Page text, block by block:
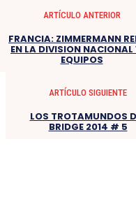
ARTÍCULO ANTERIOR
FRANCIA: ZIMMERMANN
EN LA DIVISION NACIONAL
EQUIPOS
ARTÍCULO SIGUIENTE
LOS TROTAMUNDOS
BRIDGE 2014 # 5